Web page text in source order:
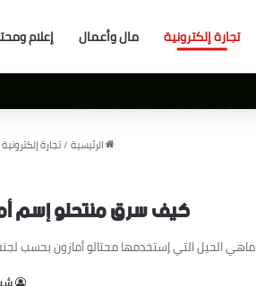
تجارة إلكترونية مال وأعمال إعلام
الرئيسية /تجارة إلكترونية
كيف سرق منتحلو إسم أمازون 27 مليون دولار على مدار
ماهي الحيل التي إستخدمها محتالو أمازون بحسب